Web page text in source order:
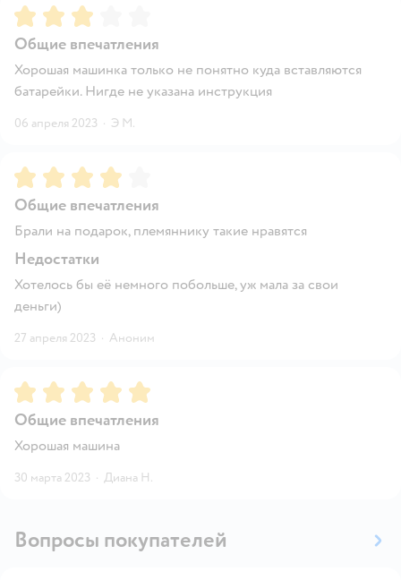
Рейтинг:3
Общие впечатления
Хорошая машинка только не понятно куда вставляются
батарейки. Нигде не указана инструкция
06 апреля 2023 · Э М.
Рейтинг:4
Общие впечатления
Брали на подарок, племяннику такие нравятся
Недостатки
Хотелось бы её немного побольше, уж мала за свои
деньги)
27 апреля 2023 · Аноним
Рейтинг:5
Общие впечатления
Хорошая машина
30 марта 2023 · Диана Н.
Вопросы покупателей